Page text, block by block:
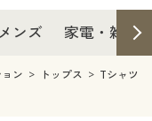
メンズ 家電・雑貨
ン トップス Tシャツ